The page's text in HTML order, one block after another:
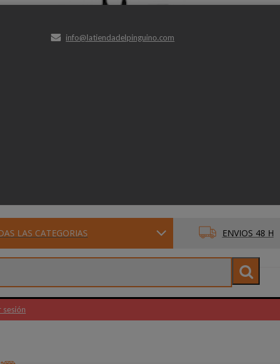
info@latiendadelpinguino.com
sesión
LAS CATEGORIAS ENVIOS 48 H